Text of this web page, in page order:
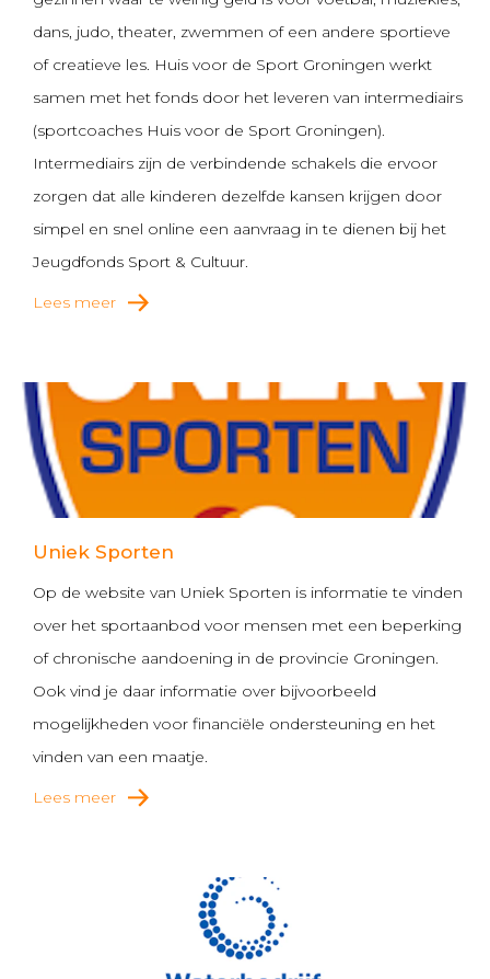
dans, judo, theater, zwemmen of een andere sportieve
of creatieve les. Huis voor de Sport Groningen werkt
samen met het fonds door het leveren van intermediairs
(sportcoaches Huis voor de Sport Groningen).
Intermediairs zijn de verbindende schakels die ervoor
zorgen dat alle kinderen dezelfde kansen krijgen door
simpel en snel online een aanvraag in te dienen bij het
Jeugdfonds Sport & Cultuur.
Lees meer
Uniek Sporten
Op de website van Uniek Sporten is informatie te vinden
over het sportaanbod voor mensen met een beperking
of chronische aandoening in de provincie Groningen.
Ook vind je daar informatie over bijvoorbeeld
mogelijkheden voor financiële ondersteuning en het
vinden van een maatje.
Lees meer